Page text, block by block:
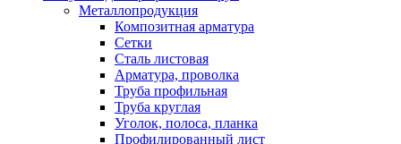
Металлопродукция
Композитная арматура
Сетки
Сталь листовая
Арматура, проволка
Труба профильная
Труба круглая
Уголок, полоса, планка
Профилированный лист